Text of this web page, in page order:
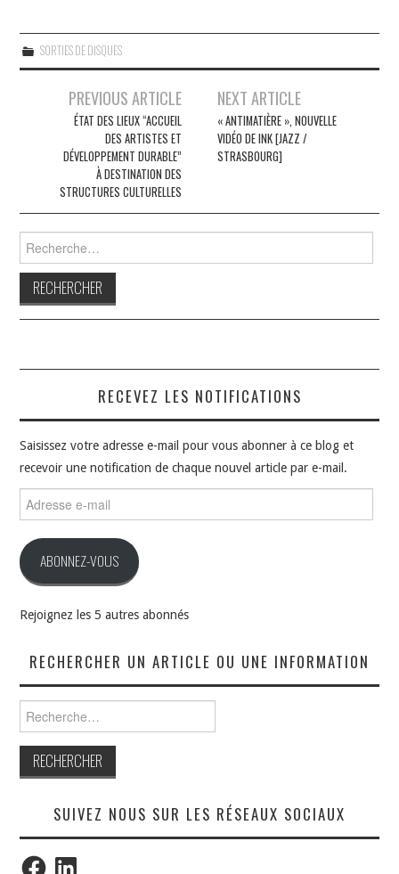
SORTIES DE DISQUES
Navigation
articles
PREVIOUS ARTICLE
ÉTAT DES LIEUX “ACCUEIL
DES ARTISTES ET
DÉVELOPPEMENT DURABLE”
À DESTINATION DES
STRUCTURES CULTURELLES
NEXT ARTICLE
« ANTIMATIÈRE », NOUVELLE
VIDÉO DE INK [JAZZ /
STRASBOURG]
RECEVEZ LES NOTIFICATIONS
Saisissez votre adresse e-mail pour vous abonner à ce blog et
recevoir une notification de chaque nouvel article par e-mail.
e-
ABONNEZ-VOUS
Rejoignez les 5 autres abonnés
RECHERCHER UN ARTICLE OU UNE INFORMATION
SUIVEZ NOUS SUR LES RÉSEAUX SOCIAUX
FacebookLinkedIn